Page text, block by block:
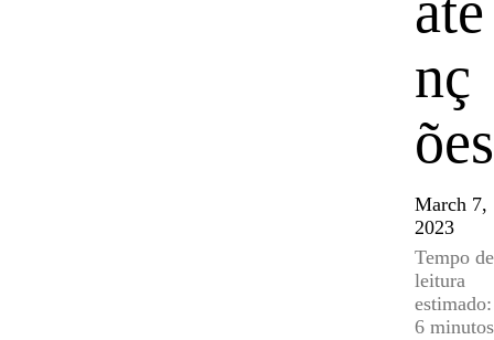
nç
ões
March 7,
2023
Tempo de
leitura
estimado:
6 minutos